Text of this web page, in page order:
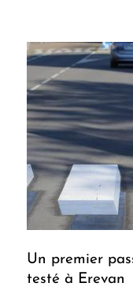
Un premier
testé à Erevan